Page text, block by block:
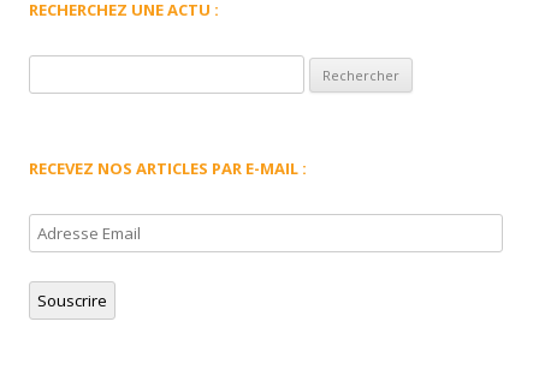
RECHERCHEZ UNE ACTU :
RECEVEZ NOS ARTICLES PAR E-MAIL :
Adresse
Email
Souscrire